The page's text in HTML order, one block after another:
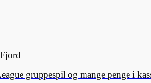
gruppespil og mange penge i